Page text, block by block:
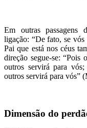
Em outras passagens
ligação: “De fato, se vós
Pai que está nos céus
direção segue-se: “Pois
outros servirá para
outros servirá para vós”
Dimensão do